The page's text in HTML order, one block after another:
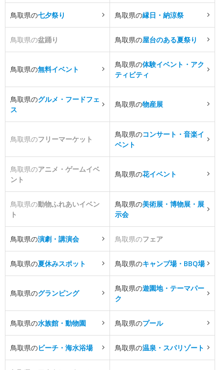
鳥取県の七夕祭り 鳥取県の縁日・納涼祭
鳥取県の盆踊り 鳥取県の屋台のある夏祭り
鳥取県の無料イベント
鳥取県の体験イベント・アク
ティビティ
鳥取県のグルメ・フードフェ
ス
鳥取県の物産展
鳥取県のフリーマーケット
鳥取県のコンサート・音楽イ
ベント
鳥取県のアニメ・ゲームイベ
ント
鳥取県の花イベント
鳥取県の動物ふれあいイベン
ト
鳥取県の美術展・博物展・展
示会
鳥取県の演劇・講演会 鳥取県のフェア
鳥取県の夏休みスポット 鳥取県のキャンプ場・BBQ場
鳥取県のグランピング
鳥取県の遊園地・テーマパー
ク
鳥取県の水族館・動物園 鳥取県のプール
鳥取県のビーチ・海水浴場 鳥取県の温泉・スパリゾート